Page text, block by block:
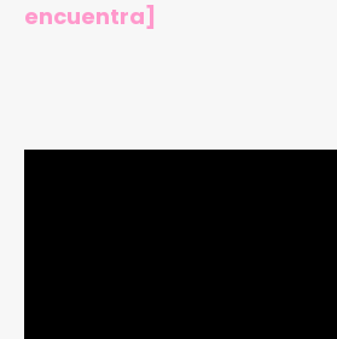
encuentra]